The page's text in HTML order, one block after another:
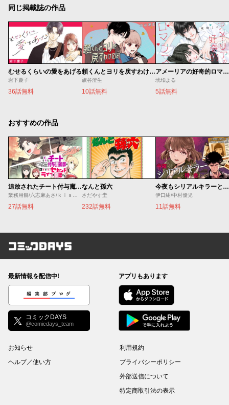
同じ掲載誌の作品
むせるくらいの愛をあげる
岩下慶子
36話無料
頼くんとヨリを戻すわけには！
旗谷澄生
10話無料
アメーリアの好奇的ロマンス
琥珀よる
5話無料
おすすめの作品
追放されたチート付与魔術師は気ままなセカンドライフを謳歌する。 ～俺は武器だけじゃなく、あらゆるものに『強化ポイント』を付与できるし、俺の意思でいつでも効果を解除できるけど、残った人たち大丈夫？～
27話無料
なんと孫六
さだやす圭
232話無料
今夜もシリアルキラーと待ち合わせ
伊口紺/中村優児
11話無料
コミックDAYS
最新情報を配信中!
編集部ブログ
コミックDAYS
@comicdays_team
アプリもあります
お知らせ
ヘルプ／使い方
利用規約
プライバシーポリシー
外部送信について
特定商取引法の表示